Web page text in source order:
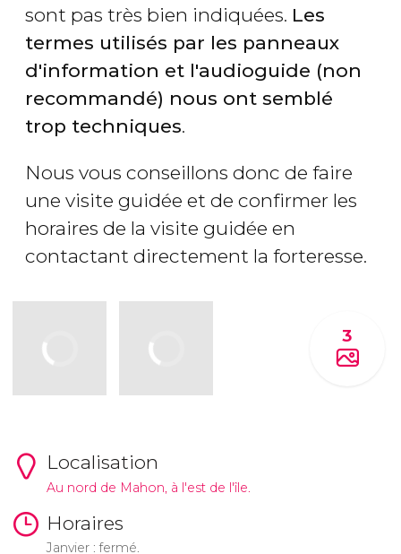
sont pas très bien indiquées. Les
termes utilisés par les panneaux
d'information et l'audioguide (non
recommandé) nous ont semblé
trop techniques.
Nous vous conseillons donc de faire
une visite guidée et de confirmer les
horaires de la visite guidée en
contactant directement la forteresse.
3
Localisation
Au nord de Mahon, à l'est de l'île.
Horaires
Janvier : fermé.